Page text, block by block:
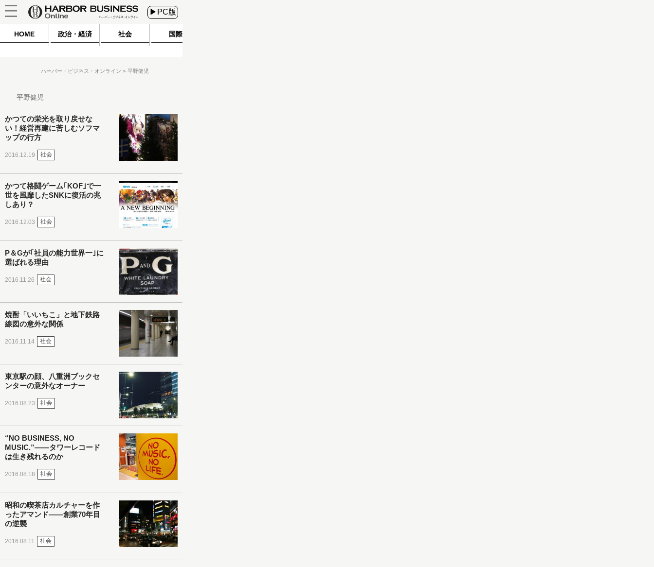
▶PC版
HOME 政治・経済 社会 国際
ハーバー・ビジネス・オンライン 平野健児
平野健児
かつての栄光を取り戻せな
い！経営再建に苦しむソフマ
ップの行方
2016.12.19 社会
かつて格闘ゲーム｢KOF｣で一
世を風靡したSNKに復活の兆
しあり？
2016.12.03 社会
P＆Gが｢社員の能力世界一｣に
選ばれる理由
2016.11.26 社会
焼酎「いいちこ」と地下鉄路
線図の意外な関係
2016.11.14 社会
東京駅の顔、八重洲ブックセ
ンターの意外なオーナー
2016.08.23 社会
“NO BUSINESS, NO
MUSIC.”――タワーレコード
は生き残れるのか
2016.08.18 社会
昭和の喫茶店カルチャーを作
ったアマンド――創業70年目
の逆襲
2016.08.11 社会